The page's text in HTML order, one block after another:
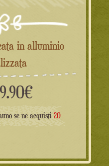
9.90€
se ne acquisti 20